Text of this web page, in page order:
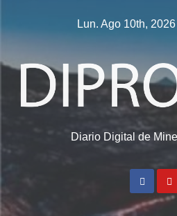
Lun. Ago 10th,
Diario Digital de